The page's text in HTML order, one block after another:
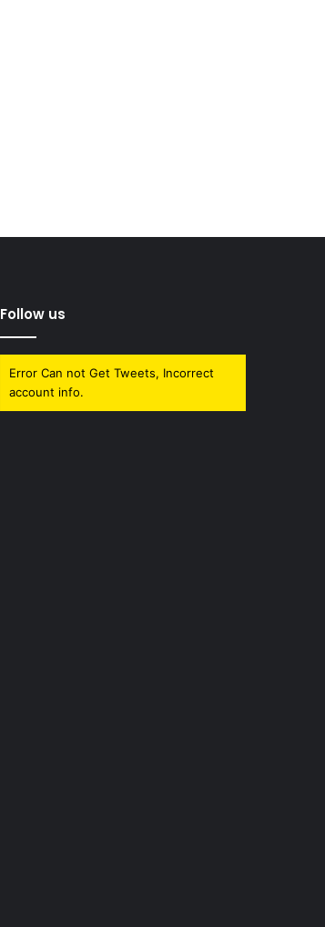
Follow us
Error Can not Get Tweets, Incorrect
account info.